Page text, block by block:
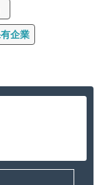
企業